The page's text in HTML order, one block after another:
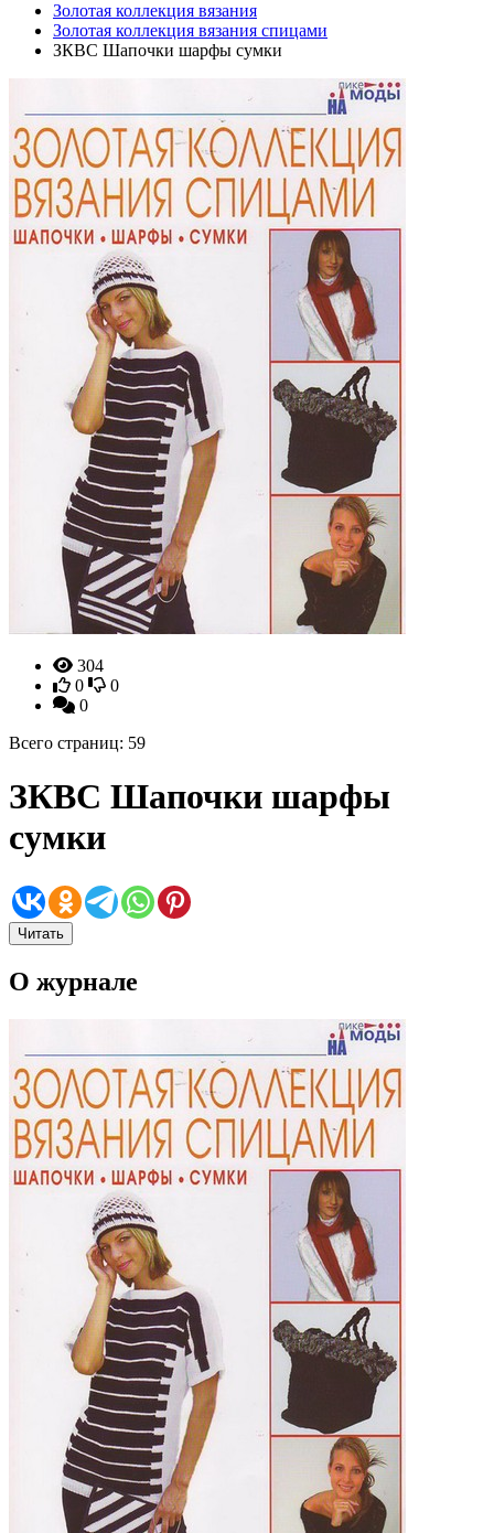
Золотая коллекция вязания
Золотая коллекция вязания спицами
ЗКВС Шапочки шарфы сумки
304
0
0
0
Всего страниц: 59
ЗКВС Шапочки шарфы
сумки
Читать
О журнале